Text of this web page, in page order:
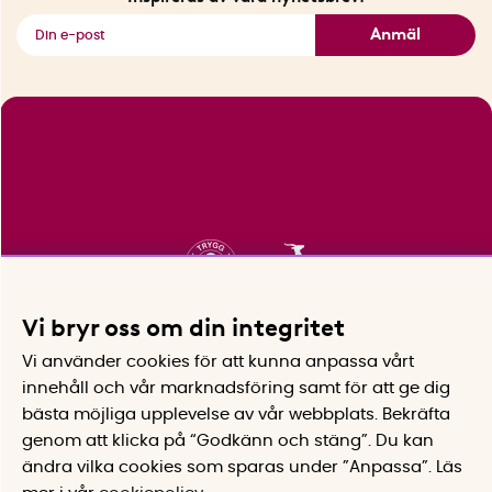
Anmäl
Vi bryr oss om din integritet
Vi använder cookies för att kunna anpassa vårt
innehåll och vår marknadsföring samt för att ge dig
bästa möjliga upplevelse av vår webbplats.
Bekräfta
genom att klicka på “Godkänn och stäng”. Du kan
ändra vilka cookies som sparas under ”Anpassa”.
Läs